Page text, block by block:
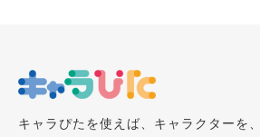
キャラぴたを使えば、キャラクターを